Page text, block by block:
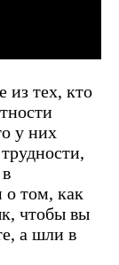
из тех, кто
у них
о том, как
чтобы вы
а шли в